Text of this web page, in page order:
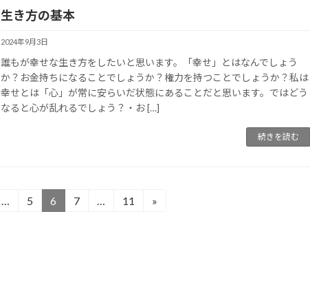
生き方の基本
2024年9月3日
誰もが幸せな生き方をしたいと思います。「幸せ」とはなんでしょう
か？お金持ちになることでしょうか？権力を持つことでしょうか？私は
幸せとは「心」が常に安らいだ状態にあることだと思います。ではどう
なると心が乱れるでしょう？・お […]
続きを読む
…
固
5
固
6
固
7 …
固
11 »